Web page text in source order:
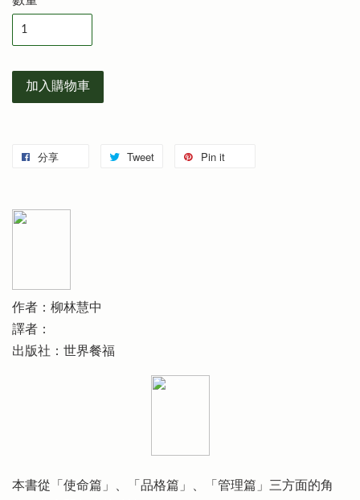
加入購物車
分享 Tweet Pin it
作者：柳林慧中
譯者：
出版社：世界餐福
本書從「使命篇」、「品格篇」、「管理篇」三方面的角